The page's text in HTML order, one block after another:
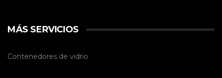
MÁS SERVICIOS
Contenedores de vidrio